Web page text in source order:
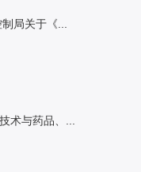
局关于《...
术与药品、...